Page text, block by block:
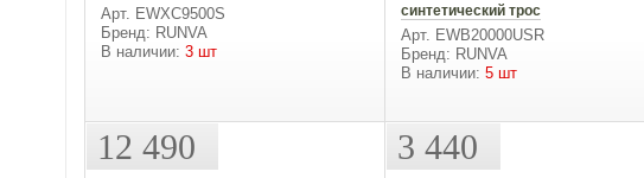
Арт. EWXC9500S
Бренд: RUNVA
В наличии: 3 шт
синтетический трос
Арт. EWB20000USR
Бренд: RUNVA
В наличии:5 шт
12 490 3 440